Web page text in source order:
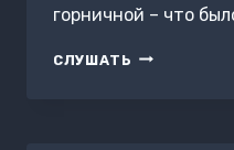
горничной – что
СЛУШАТЬ